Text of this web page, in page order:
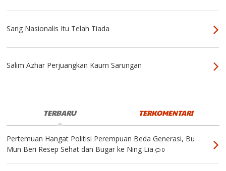
Sang Nasionalis Itu Telah Tiada
Salim Azhar Perjuangkan Kaum Sarungan
TERBARU TERKOMENTARI
Pertemuan Hangat Politisi Perempuan Beda Generasi, Bu
Mun Beri Resep Sehat dan Bugar ke Ning Lia
0